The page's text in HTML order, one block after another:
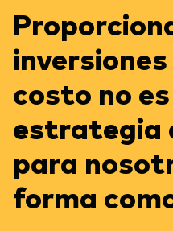
costo no
estrategia
para
forma